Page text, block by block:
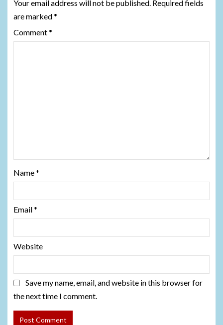
Your email address will not be published. Required fields
are marked*
Comment*
Name*
Email*
Website
Save my name, email, and website in this browser for
the next time I comment.